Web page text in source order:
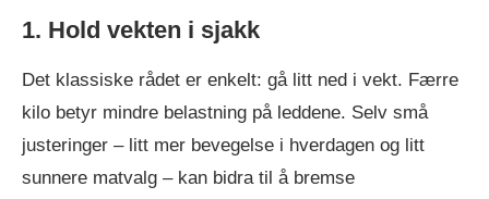
1. Hold vekten i sjakk
Det klassiske rådet er enkelt: gå litt ned i vekt. Færre
kilo betyr mindre belastning på leddene. Selv små
justeringer – litt mer bevegelse i hverdagen og litt
sunnere matvalg – kan bidra til å bremse